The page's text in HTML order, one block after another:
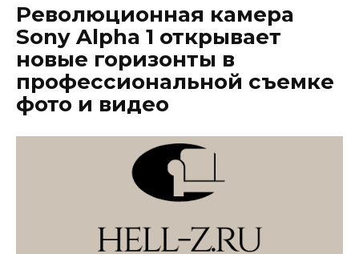
Революционная камера
Sony Alpha 1 открывает
новые горизонты в
профессиональной съемке
фото и видео